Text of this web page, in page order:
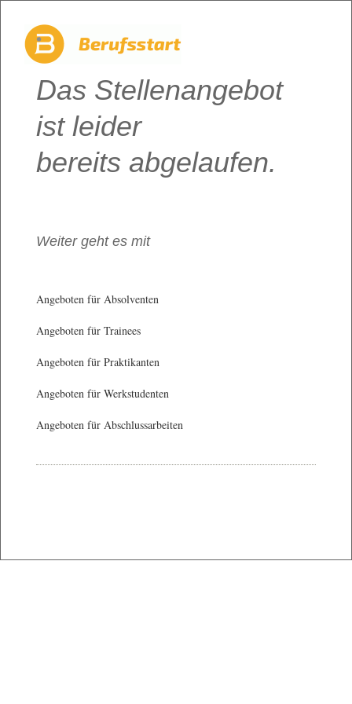
Das Stellenangebot
ist leider
bereits abgelaufen.
Weiter geht es mit
Angeboten für Absolventen
Angeboten für Trainees
Angeboten für Praktikanten
Angeboten für Werkstudenten
Angeboten für Abschlussarbeiten